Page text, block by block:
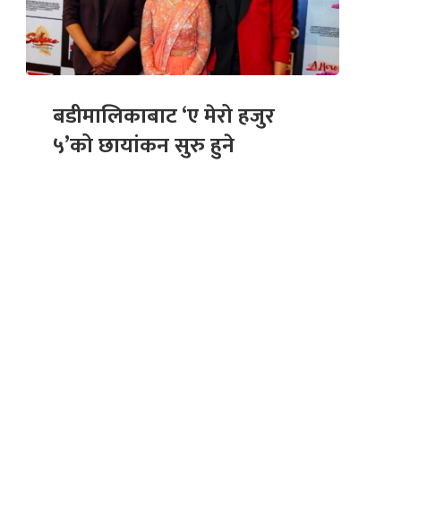
बडीमालिकाबाट ‘ए मेरो हजुर
५’को छायांकन सुरु हुने